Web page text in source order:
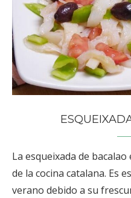
La esqueixada de
de la cocina catalana. Es
verano debido a su